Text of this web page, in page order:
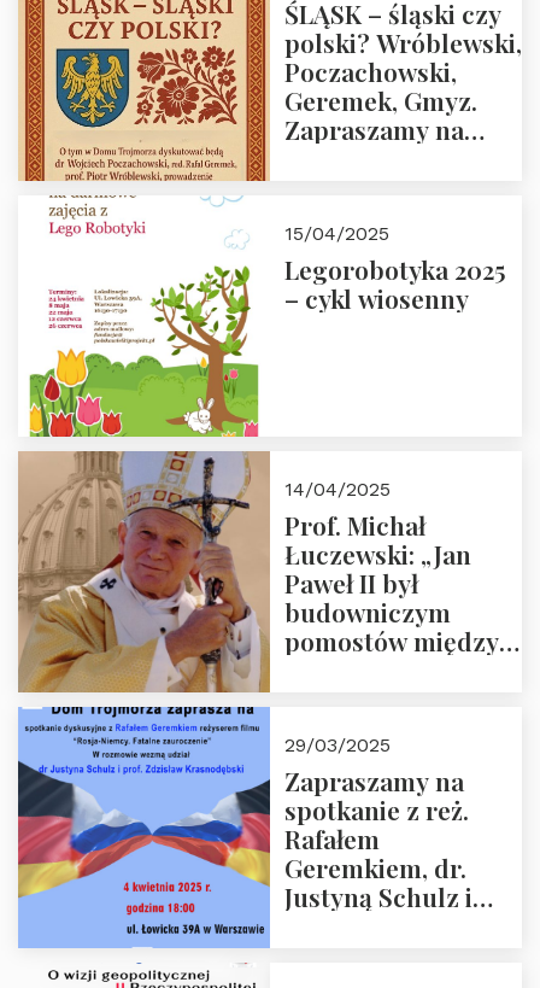
ŚLĄSK – śląski czy
polski? Wróblewski,
Poczachowski,
Geremek, Gmyz.
Zapraszamy na
Trójmorza.
15/04/2025
Legorobotyka 2025
– cykl wiosenny
14/04/2025
Prof. Michał
Łuczewski: „Jan
Paweł II był
budowniczym
pomostów między
29/03/2025
Zapraszamy na
spotkanie z reż.
Rafałem
Geremkiem, dr.
Justyną Schulz i